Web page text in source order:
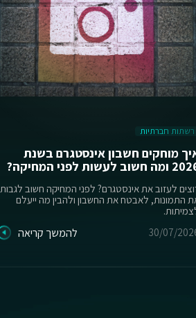
רשתות חברתיות
מוחקים חשבון אינסטגרם בשנת
חשוב לעשות לפני המחיקה?
לעזוב את אינסטגרם? לפני המחיקה חשוב לגבות
התמונות, לאבטח את החשבון ולהבין מה ייעלם
30/07/
להמשך קריאה